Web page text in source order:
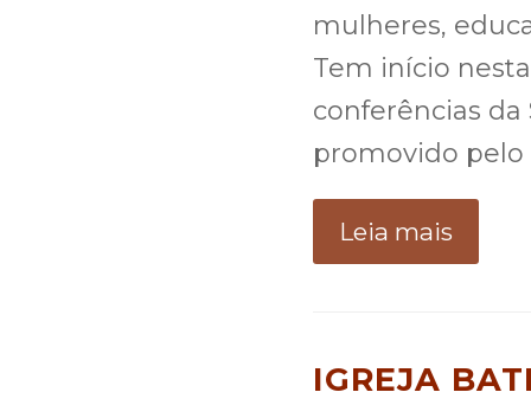
mulheres,
Tem início
conferências
promovido
Leia mais
IGREJA